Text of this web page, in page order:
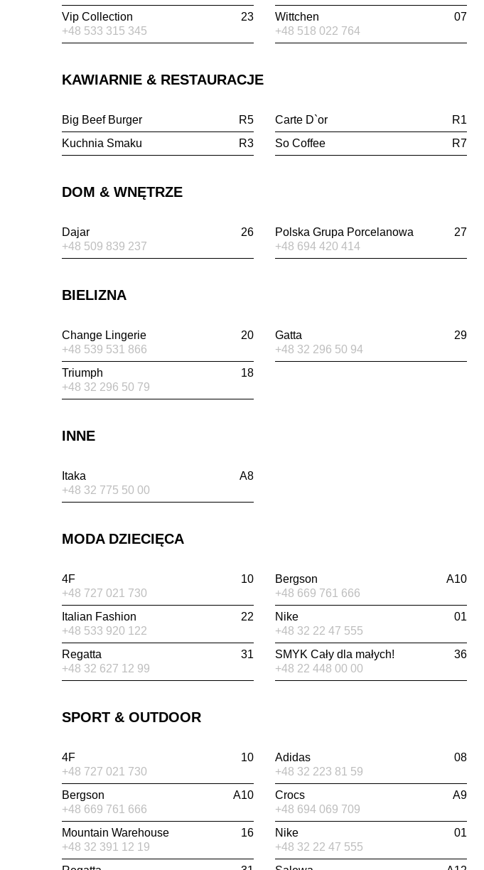
Vip Collection
23
+48 533 315 345
Wittchen
07
+48 518 022 764
KAWIARNIE & RESTAURACJE
Big Beef Burger R5 Carte D`or R1
Kuchnia Smaku
R3 So Coffee R7
DOM & WNĘTRZE
Dajar
26
+48 509 839 237
Polska Grupa Porcelanowa
27
+48 694 420 414
BIELIZNA
Change Lingerie
20
+48 539 531 866
Gatta
29
+48 32 296 50 94
Triumph
18
+48 32 296 50 79
INNE
Itaka
A8
+48 32 775 50 00
MODA DZIECIĘCA
4F
10
+48 727 021 730
Bergson
A10
+48 669 761 666
Italian Fashion
22
+48 533 920 122
Nike
01
+48 32 22 47 555
Regatta
31
+48 32 627 12 99
SMYK Cały dla małych!
36
+48 22 448 00 00
SPORT & OUTDOOR
4F
10
+48 727 021 730
Adidas
08
+48 32 223 81 59
Bergson
A10
+48 669 761 666
Crocs
A9
+48 694 069 709
Mountain Warehouse
16
+48 32 391 12 19
Nike
01
+48 32 22 47 555